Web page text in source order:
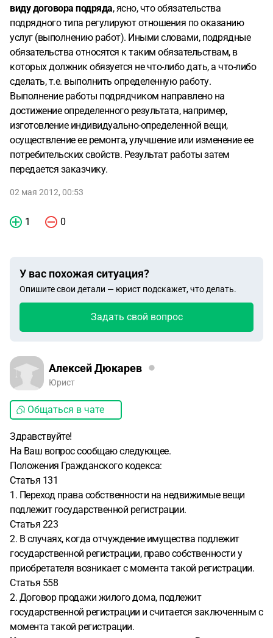
виду договора подряда, ясно, что обязательства
подрядного типа регулируют отношения по оказанию
услуг (выполнению работ). Иными словами, подрядные
обязательства относятся к таким обязательствам, в
которых должник обязуется не что-либо дать, а что-либо
сделать, т.е. выполнить определенную работу.
Выполнение работы подрядчиком направлено на
достижение определенного результата, например,
изготовление индивидуально-определенной вещи,
осуществление ее ремонта, улучшение или изменение ее
потребительских свойств. Результат работы затем
передается заказчику.
02 мая 2012, 00:53
1 0
У вас похожая ситуация?
Опишите свои детали — юрист подскажет, что делать.
Задать свой вопрос
Алексей Дюкарев
Юрист
Общаться в чате
Здравствуйте!
На Ваш вопрос сообщаю следующее.
Положения Гражданского кодекса:
Статья 131
1. Переход права собственности на недвижимые вещи
подлежит государственной регистрации.
Статья 223
2. В случаях, когда отчуждение имущества подлежит
государственной регистрации, право собственности у
приобретателя возникает с момента такой регистрации.
Статья 558
2. Договор продажи жилого дома, подлежит
государственной регистрации и считается заключенным с
момента такой регистрации.